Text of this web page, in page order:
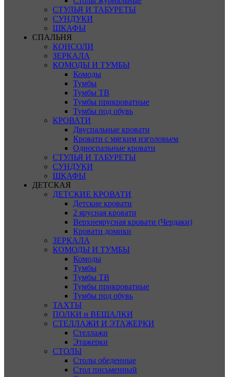
СТУЛЬЯ И ТАБУРЕТЫ
СУНДУКИ
ШКАФЫ
СПАЛЬНЯ
КОНСОЛИ
ЗЕРКАЛА
КОМОДЫ И ТУМБЫ
Комоды
Тумбы
Тумбы ТВ
Тумбы прикроватные
Тумбы под обувь
КРОВАТИ
Двуспальные кровати
Кровати с мягким изголовьем
Односпальные кровати
СТУЛЬЯ И ТАБУРЕТЫ
СУНДУКИ
ШКАФЫ
ДЕТСКАЯ
ДЕТСКИЕ КРОВАТИ
Детские кровати
2 ярусная кровати
Верхнеярусная кровати (Чердаки)
Кровати домики
ЗЕРКАЛА
КОМОДЫ И ТУМБЫ
Комоды
Тумбы
Тумбы ТВ
Тумбы прикроватные
Тумбы под обувь
ТАХТЫ
ПОЛКИ и ВЕШАЛКИ
СТЕЛЛАЖИ И ЭТАЖЕРКИ
Стеллажи
Этажерки
СТОЛЫ
Столы обеденные
Стол письменный